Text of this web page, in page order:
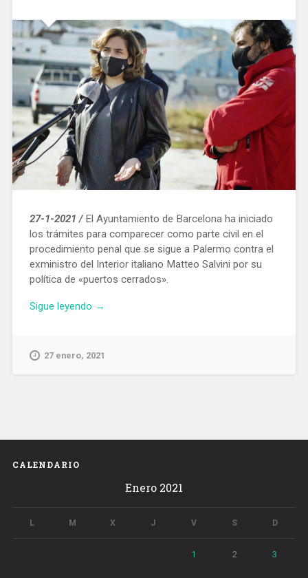
27-1-2021 /El Ayuntamiento de Barcelona ha iniciado
los trámites para comparecer como parte civil en el
procedimiento penal que se sigue a Palermo contra el
exministro del Interior italiano Matteo Salvini por su
política de «puertos cerrados».
Sigue leyendo «Barcelona
en
italiano
bloquear
Open
→
27 enero, 2021
CALENDARIO
Enero 2021
L M X J V S D
1 2 3